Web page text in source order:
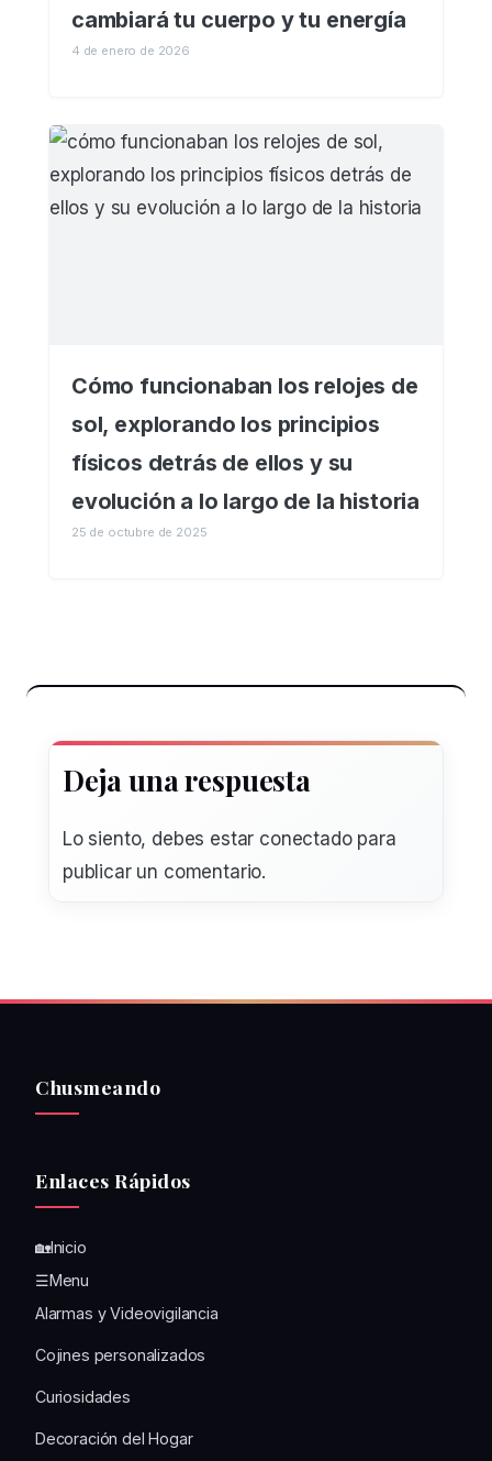
cambiará tu cuerpo y tu energía
4 de enero de 2026
Cómo funcionaban los relojes de
sol, explorando los principios
físicos detrás de ellos y su
evolución a lo largo de la historia
25 de octubre de 2025
Deja una respuesta
Lo siento, debes estar conectadopara
publicar un comentario.
Chusmeando
Enlaces Rápidos
🏡Inicio
☰Menu
Alarmas y Videovigilancia
Cojines personalizados
Curiosidades
Decoración del Hogar